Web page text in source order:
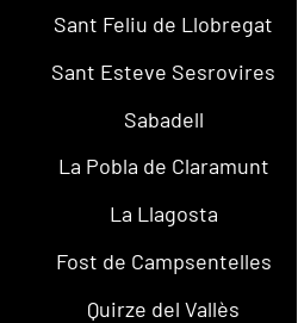
Sant Feliu de Llobregat
Sant Esteve Sesrovires
Sabadell
La Pobla de Claramunt
La Llagosta
Fost de Campsentelles
Quirze del Vallès